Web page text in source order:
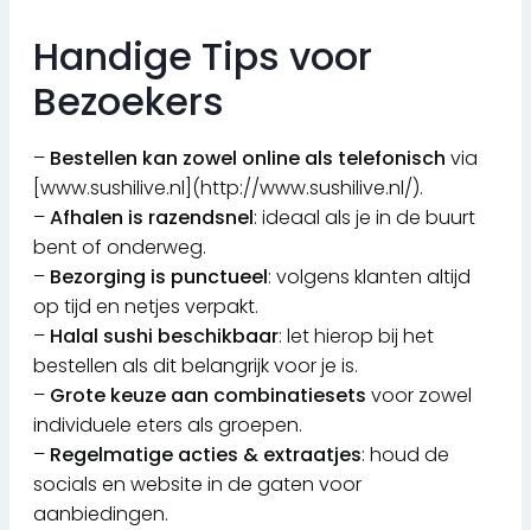
Handige Tips voor
Bezoekers
– Bestellen kan zowel online als telefonisch via
[www.sushilive.nl](http://www.sushilive.nl/).
–Afhalen is razendsnel: ideaal als je in de buurt
bent of onderweg.
– Bezorging is punctueel: volgens klanten altijd
op tijd en netjes verpakt.
– Halal sushi beschikbaar: let hierop bij het
bestellen als dit belangrijk voor je is.
– Grote keuze aan combinatiesets voor zowel
individuele eters als groepen.
– Regelmatige acties & extraatjes: houd de
socials en website in de gaten voor
aanbiedingen.